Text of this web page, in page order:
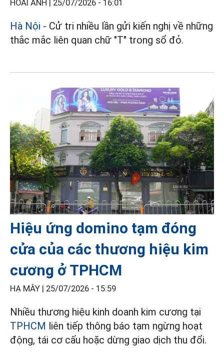
HOÀI ANH | 25/07/2026 - 16:01
Hà Nội - Cử tri nhiều lần gửi kiến nghị về những
thắc mắc liên quan chữ "T" trong sổ đỏ.
Hiệu ứng domino tạm đóng
cửa của các thương hiệu kim
cương ở TPHCM
HẠ MÂY | 25/07/2026 - 15:59
Nhiều thương hiệu kinh doanh kim cương tại
TPHCM liên tiếp thông báo tạm ngừng hoạt
động, tái cơ cấu hoặc dừng giao dịch thu đổi.